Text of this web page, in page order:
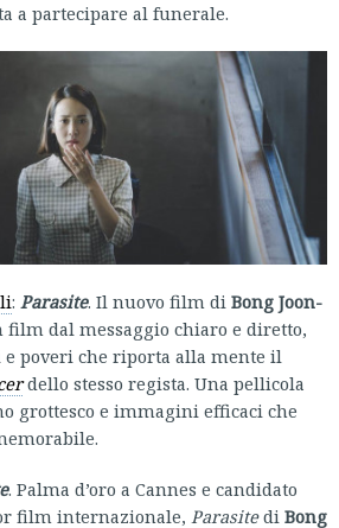
a partecipare al funerale.
: Parasite. Il nuovo film di Bong Joon-
film dal messaggio chiaro e diretto,
poveri che riporta alla mente il
dello stesso regista. Una pellicola
grottesco e immagini efficaci che
. Palma d’oro a Cannes e candidato
film internazionale, Parasitedi Bong